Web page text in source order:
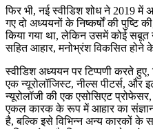
फिर भी, नई स्वीडिश शोध ने 2019 में
गए दो अध्ययनों के निष्कर्षों की पुष्टि
किया गया था, लेकिन उसमें कोई सबूत
सहित आहार, मनोभ्रंश विकसित होने
स्वीडिश अध्ययन पर टिप्पणी करते
एक न्यूरोलॉजिस्ट, नील्स पीटर्स, और
न्यूरोलॉजी की एक एसोसिएट
एकल कारक के रूप में आहार का
है, बल्कि इसे विभिन्न अन्य कारकों